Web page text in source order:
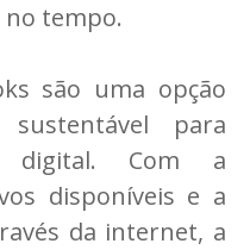
tempo.
são uma opção
para
digital. Com a
disponíveis e a
da internet, a